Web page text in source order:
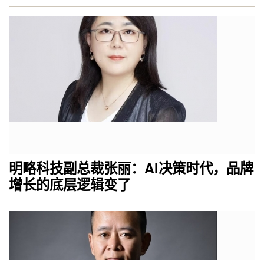
明略科技副总裁张丽：AI决策时代，品牌
增长的底层逻辑变了